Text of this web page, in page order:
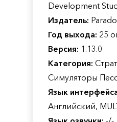
Development
Издатель:
Год выхода: 25
Версия: 1.13.0
Категория:
Симуляторы
Язык
Английский,